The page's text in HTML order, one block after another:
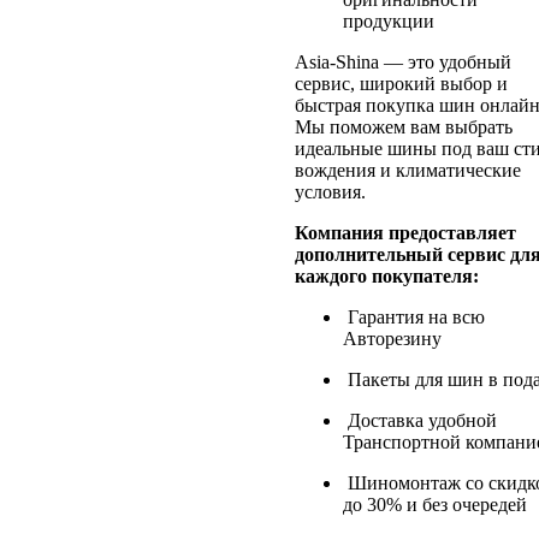
продукции
Asia-Shina — это удобный
сервис, широкий выбор и
быстрая покупка шин
Мы поможем вам выбрать
идеальные шины под ваш
вождения и климатические
условия.
Компания предоставляет
дополнительный сервис
каждого покупателя:
Гарантия на всю
Авторезину
Пакеты для шин в
Доставка удобной
Транспортной
Шиномонтаж со
до 30% и без очередей